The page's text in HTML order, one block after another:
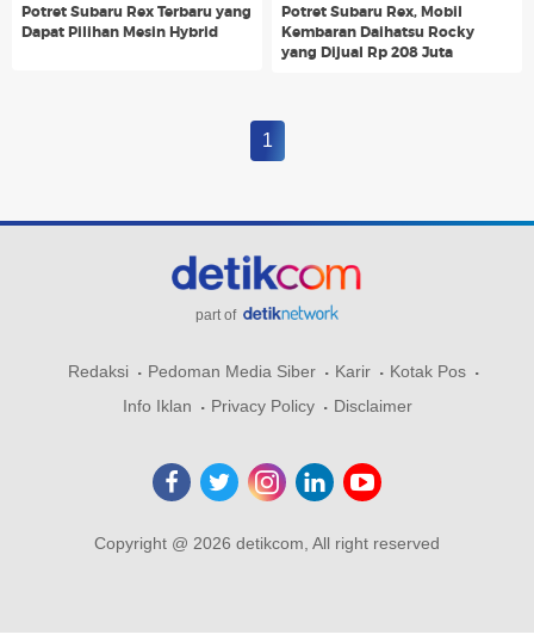
Potret Subaru Rex Terbaru yang
Dapat Pilihan Mesin Hybrid
Potret Subaru Rex, Mobil
Kembaran Daihatsu Rocky
yang Dijual Rp 208 Juta
1
part of
Redaksi Pedoman Media Siber Karir
Kotak Pos
Info Iklan
Privacy Policy Disclaimer
Copyright @ 2026 detikcom, All right reserved